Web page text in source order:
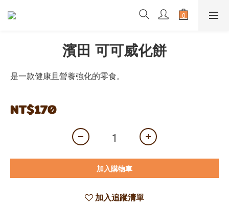
濱田 可可威化餅
是一款健康且營養強化的零食。
NT$170
加入購物車
加入追蹤清單